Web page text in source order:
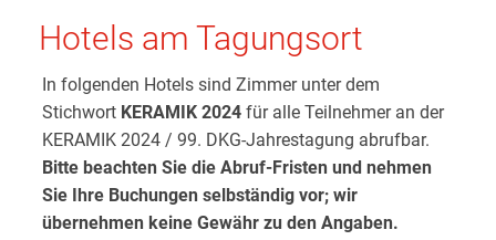
Hotels am Tagungsort
In folgenden Hotels sind Zimmer unter dem
Stichwort KERAMIK 2024 für alle Teilnehmer an der
KERAMIK 2024 / 99. DKG-Jahrestagung abrufbar.
Bitte beachten Sie die Abruf-Fristen und nehmen
Sie Ihre Buchungen selbständig vor; wir
übernehmen keine Gewähr zu den Angaben.